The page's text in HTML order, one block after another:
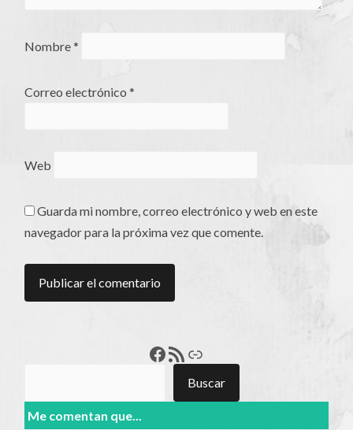
Nombre*
Correo electrónico*
Web
Guarda mi nombre, correo electrónico y web en este
navegador para la próxima vez que comente.
Francisco Pérez
Feed RSSEnlace
Buscar
Me comentan que...